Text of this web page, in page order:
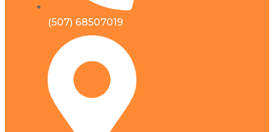
(507) 68507019